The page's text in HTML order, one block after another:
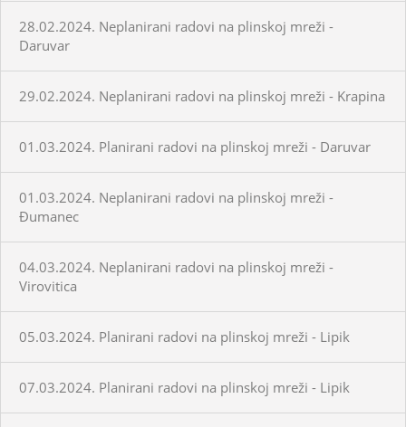
28.02.2024. Neplanirani radovi na plinskoj mreži -
Daruvar
29.02.2024. Neplanirani radovi na plinskoj mreži - Krapina
01.03.2024. Planirani radovi na plinskoj mreži - Daruvar
01.03.2024. Neplanirani radovi na plinskoj mreži -
Đumanec
04.03.2024. Neplanirani radovi na plinskoj mreži -
Virovitica
05.03.2024. Planirani radovi na plinskoj mreži - Lipik
07.03.2024. Planirani radovi na plinskoj mreži - Lipik